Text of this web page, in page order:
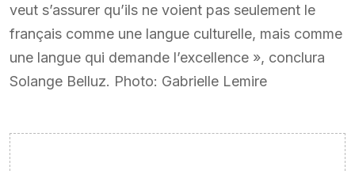
veut s’assurer qu’ils ne voient pas seulement le
français comme une langue culturelle, mais comme
une langue qui demande l’excellence », conclura
Solange Belluz. Photo: Gabrielle Lemire